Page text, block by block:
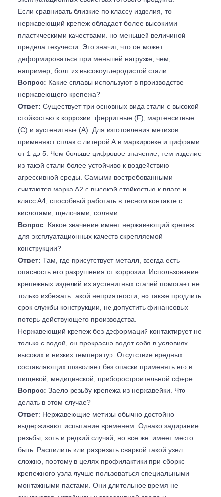
Если сравнивать близкие по классу изделия, то
нержавеющий крепеж обладает более высокими
пластическими качествами, но меньшей величиной
предела текучести. Это значит, что он может
деформироваться при меньшей нагрузке, чем,
например, болт из высокоуглеродистой стали.
Вопрос: Какие сплавы используют в производстве
нержавеющего крепежа?
Ответ: Существует три основных вида стали с высокой
стойкостью к коррозии: ферритные (F), мартенситные
(С) и аустенитные (А). Для изготовления метизов
применяют сплав с литерой А в маркировке и цифрами
от 1 до 5. Чем больше цифровое значение, тем изделие
из такой стали более устойчиво к воздействию
агрессивной среды. Самыми востребованными
считаются марка А2 с высокой стойкостью к влаге и
класс А4, способный работать в тесном контакте с
кислотами, щелочами, солями.
Вопрос: Какое значение имеет нержавеющий крепеж
для эксплуатационных качеств скрепляемой
конструкции?
Ответ: Там, где присутствует металл, всегда есть
опасность его разрушения от коррозии. Использование
крепежных изделий из аустенитных сталей помогает не
только избежать такой неприятности, но также продлить
срок службы конструкции, не допустить финансовых
потерь действующего производства.
Нержавеющий крепеж без деформаций контактирует не
только с водой, он прекрасно ведет себя в условиях
высоких и низких температур. Отсутствие вредных
составляющих позволяет без опаски применять его в
пищевой, медицинской, приборостроительной сфере.
Вопрос: Заело резьбу крепежа из нержавейки. Что
делать в этом случае?
Ответ: Нержавеющие метизы обычно достойно
выдерживают испытание временем. Однако задирание
резьбы, хоть и редкий случай, но все же имеет место
быть. Распилить или разрезать сваркой такой узел
сложно, поэтому в целях профилактики при сборке
крепежного узла лучше пользоваться специальными
монтажными пастами. Они длительное время не